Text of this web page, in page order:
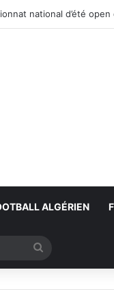
national d’été
ALGÉRIEN